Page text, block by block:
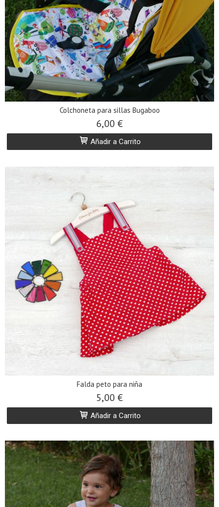
Colchoneta para sillas Bugaboo
6,00 €
Añadir a Carrito
Falda peto para niña
5,00 €
Añadir a Carrito